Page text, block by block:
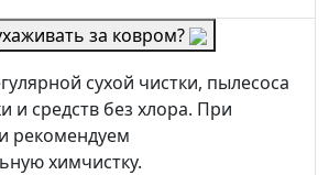
за ковром?
сухой чистки, пылесоса
и средств без хлора. При
рекомендуем
химчистку.